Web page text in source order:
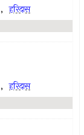
, हरिदास
, हरिदास